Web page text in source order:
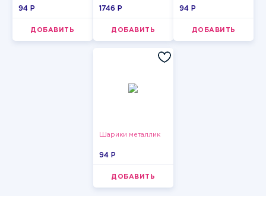
фиолетово-
94 P
ДОБАВИТЬ
1746 P
ДОБАВИТЬ
94 P
ДОБАВИТЬ
Шарики металлик
94 P
ДОБАВИТЬ